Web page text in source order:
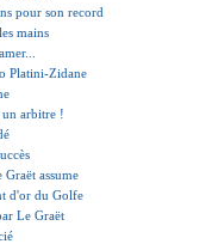
pour son record
mains
Platini-Zidane
un arbitre !
assume
d'or du Golfe
Le Graët